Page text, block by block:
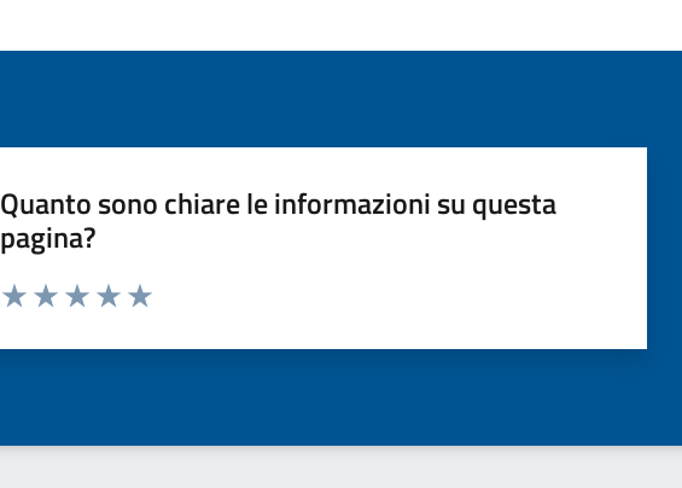
Quanto sono chiare le informazioni su questa
pagina?
Valuta da 1 a 5 stelle la pagina